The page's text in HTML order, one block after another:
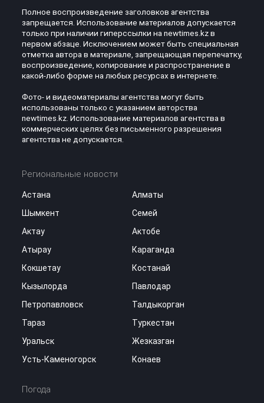
Полное воспроизведение заголовков агентства
запрещается. Использование материалов допускается
только при наличии гиперссылки на newtimes.kz в
первом абзаце. Исключением может быть специальная
отметка автора в материале, запрещающая перепечатку,
воспроизведение, копирование и распространение в
какой-либо форме на любых ресурсах в интернете.
Фото- и видеоматериалы агентства могут быть
использованы только с указанием авторства
newtimes.kz. Использование материалов агентства в
коммерческих целях без письменного разрешения
агентства не допускается.
Региональные новости
Астана
Алматы
Шымкент
Семей
Актау
Актобе
Атырау
Караганда
Кокшетау
Костанай
Кызылорда
Павлодар
Петропавловск
Талдыкорган
Тараз
Туркестан
Уральск
Жезказган
Усть-Каменогорск
Конаев
Погода